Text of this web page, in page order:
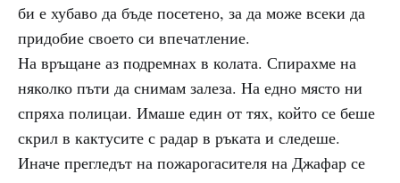
би е хубаво да бъде посетено, за да може всеки да
придобие своето си впечатление.
На връщане аз подремнах в колата. Спирахме на
няколко пъти да снимам залеза. На едно място ни
спряха полицаи. Имаше един от тях, който се беше
скрил в кактусите с радар в ръката и следеше.
Иначе прегледът на пожарогасителя на Джафар се